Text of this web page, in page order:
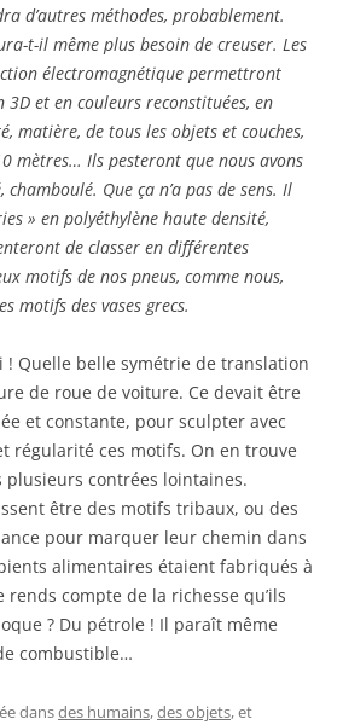
d’autres méthodes, probablement.
t-il même plus besoin de creuser. Les
électromagnétique permettront
3D et en couleurs reconstituées, en
matière, de tous les objets et couches,
mètres… Ils pesteront que nous avons
Que ça n’a pas de sens. Il
» en polyéthylène haute densité,
de classer en différentes
motifs de nos pneus, comme nous,
motifs des vases grecs.
! Quelle belle symétrie de translation
de roue de voiture. Ce devait être
et constante, pour sculpter avec
régularité ces motifs. On en trouve
plusieurs contrées lointaines.
être des motifs tribaux, ou des
pour marquer leur chemin dans
alimentaires étaient fabriqués à
compte de la richesse qu’ils
? Du pétrole ! Il paraît même
combustible…
dansdes humains,des objets, et